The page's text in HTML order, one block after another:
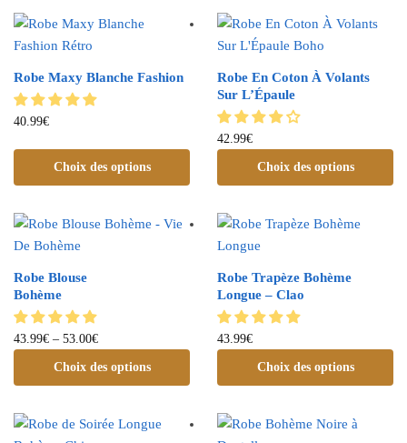
Robe Maxy Blanche Fashion
40.99€
Choix des options
Robe En Coton À Volants
Sur L’Épaule
42.99€
Choix des options
Robe Blouse
Bohème
43.99€ – 53.00€
Choix des options
Robe Trapèze Bohème
Longue – Clao
43.99€
Choix des options